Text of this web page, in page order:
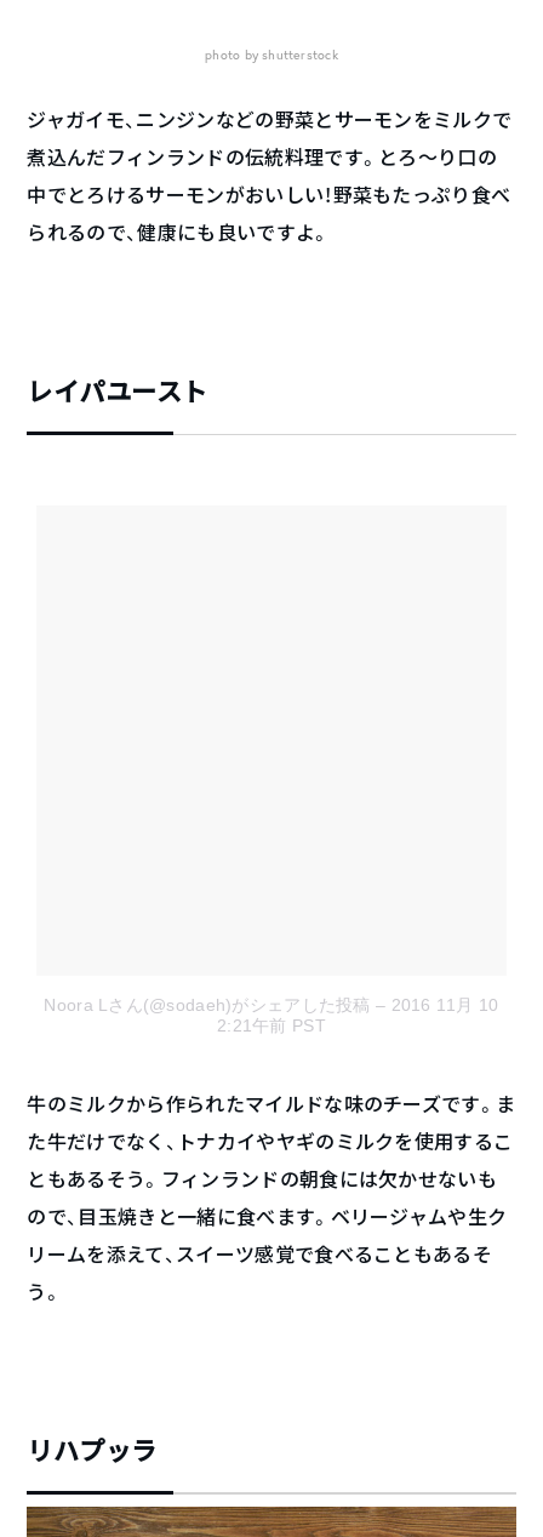
photo by shutterstock
ジャガイモ、ニンジンなどの野菜とサーモンをミルクで
煮込んだフィンランドの伝統料理です。とろ〜り口の
中でとろけるサーモンがおいしい！野菜もたっぷり食べ
られるので、健康にも良いですよ。
レイパユースト
Noora Lさん(@sodaeh)がシェアした投稿 – 2016 11月 10
2:21午前 PST
牛のミルクから作られたマイルドな味のチーズです。ま
た牛だけでなく、トナカイやヤギのミルクを使用するこ
ともあるそう。フィンランドの朝食には欠かせないも
ので、目玉焼きと一緒に食べます。ベリージャムや生ク
リームを添えて、スイーツ感覚で食べることもあるそ
う。
リハプッラ